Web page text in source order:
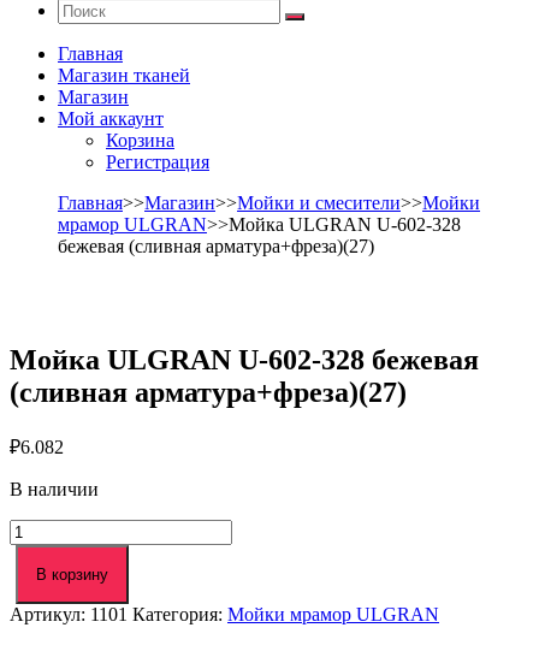
Главная
Магазин тканей
Магазин
Мой аккаунт
Корзина
Регистрация
Главная>>Магазин>>Мойки и смесители>>Мойки
мрамор ULGRAN>>Мойка ULGRAN U-602-328
бежевая (сливная арматура+фреза)(27)
Мойка ULGRAN U-602-328 бежевая
(сливная арматура+фреза)(27)
₽6.082
В наличии
Количество
товара
Мойка
U-
В корзину
Артикул: 1101 Категория: Мойки мрамор ULGRAN